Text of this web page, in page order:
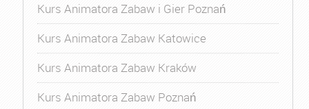
Kurs Animatora Zabaw i Gier Poznań
Kurs Animatora Zabaw Katowice
Kurs Animatora Zabaw Kraków
Kurs Animatora Zabaw Poznań